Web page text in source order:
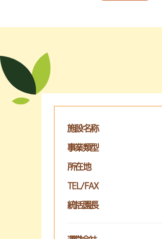
施設名称
事業類型
所在地
TEL/FAX
統括園長